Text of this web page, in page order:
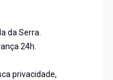
da Serra.
24h.
privacidade,